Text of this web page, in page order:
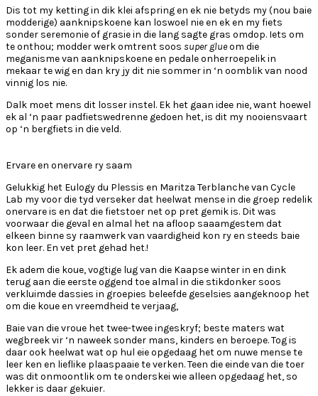
Dis tot my ketting in dik klei afspring en ek nie betyds my (nou baie
modderige) aanknipskoene kan loswoel nie en ek en my fiets
sonder seremonie of grasie in die lang sagte gras omdop. Iets om
te onthou; modder werk omtrent soos superglueom die
meganisme van aanknipskoene en pedale onherroepelik in
mekaar te wig en dan kry jy dit nie sommer in ‘n oomblik van nood
vinnig los nie.
Dalk moet mens dit losser instel. Ek het gaan idee nie, want hoewel
ek al ‘n paar padfietswedrenne gedoen het, is dit my nooiensvaart
op ‘n bergfiets in die veld.
Ervare en onervare ry saam
Gelukkig het Eulogy du Plessis en Maritza Terblanche van Cycle
Lab my voor die tyd verseker dat heelwat mense in die groep redelik
onervare is en dat die fietstoer net op pret gemik is. Dit was
voorwaar die geval en almal het na afloop saaamgestem dat
elkeen binne sy raamwerk van vaardigheid kon ry en steeds baie
kon leer. En vet pret gehad het.!
Ek adem die koue, vogtige lug van die Kaapse winter in en dink
terug aan die eerste oggend toe almal in die stikdonker soos
verkluimde dassies in groepies beleefde geselsies aangeknoop het
om die koue en vreemdheid te verjaag,
Baie van die vroue het twee-twee ingeskryf; beste maters wat
wegbreek vir ‘n naweek sonder mans, kinders en beroepe. Tog is
daar ook heelwat wat op hul eie opgedaag het om nuwe mense te
leer ken en lieflike plaaspaaie te verken. Teen die einde van die toer
was dit onmoontlik om te onderskei wie alleen opgedaag het, so
lekker is daar gekuier.